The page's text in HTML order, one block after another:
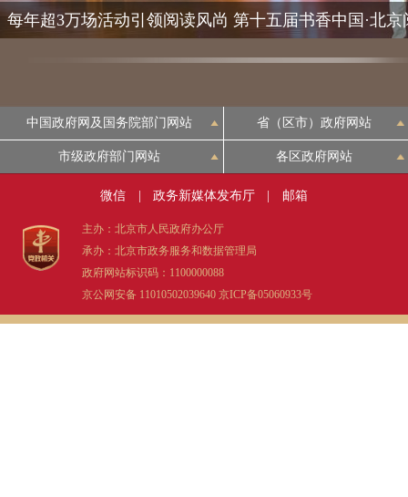
每年超3万场活动引领阅读风尚 第十五届书香中国·北
中国政府网及国务院部门网站 省（区市）政府网站
市级政府部门网站 各区政府网站
微信 政务新媒体发布厅 邮箱
主办：北京市人民政府办公厅
承办：北京市政务服务和数据管理局
政府网站标识码：1100000088
京公网安备 11010502039640 京ICP备05060933号